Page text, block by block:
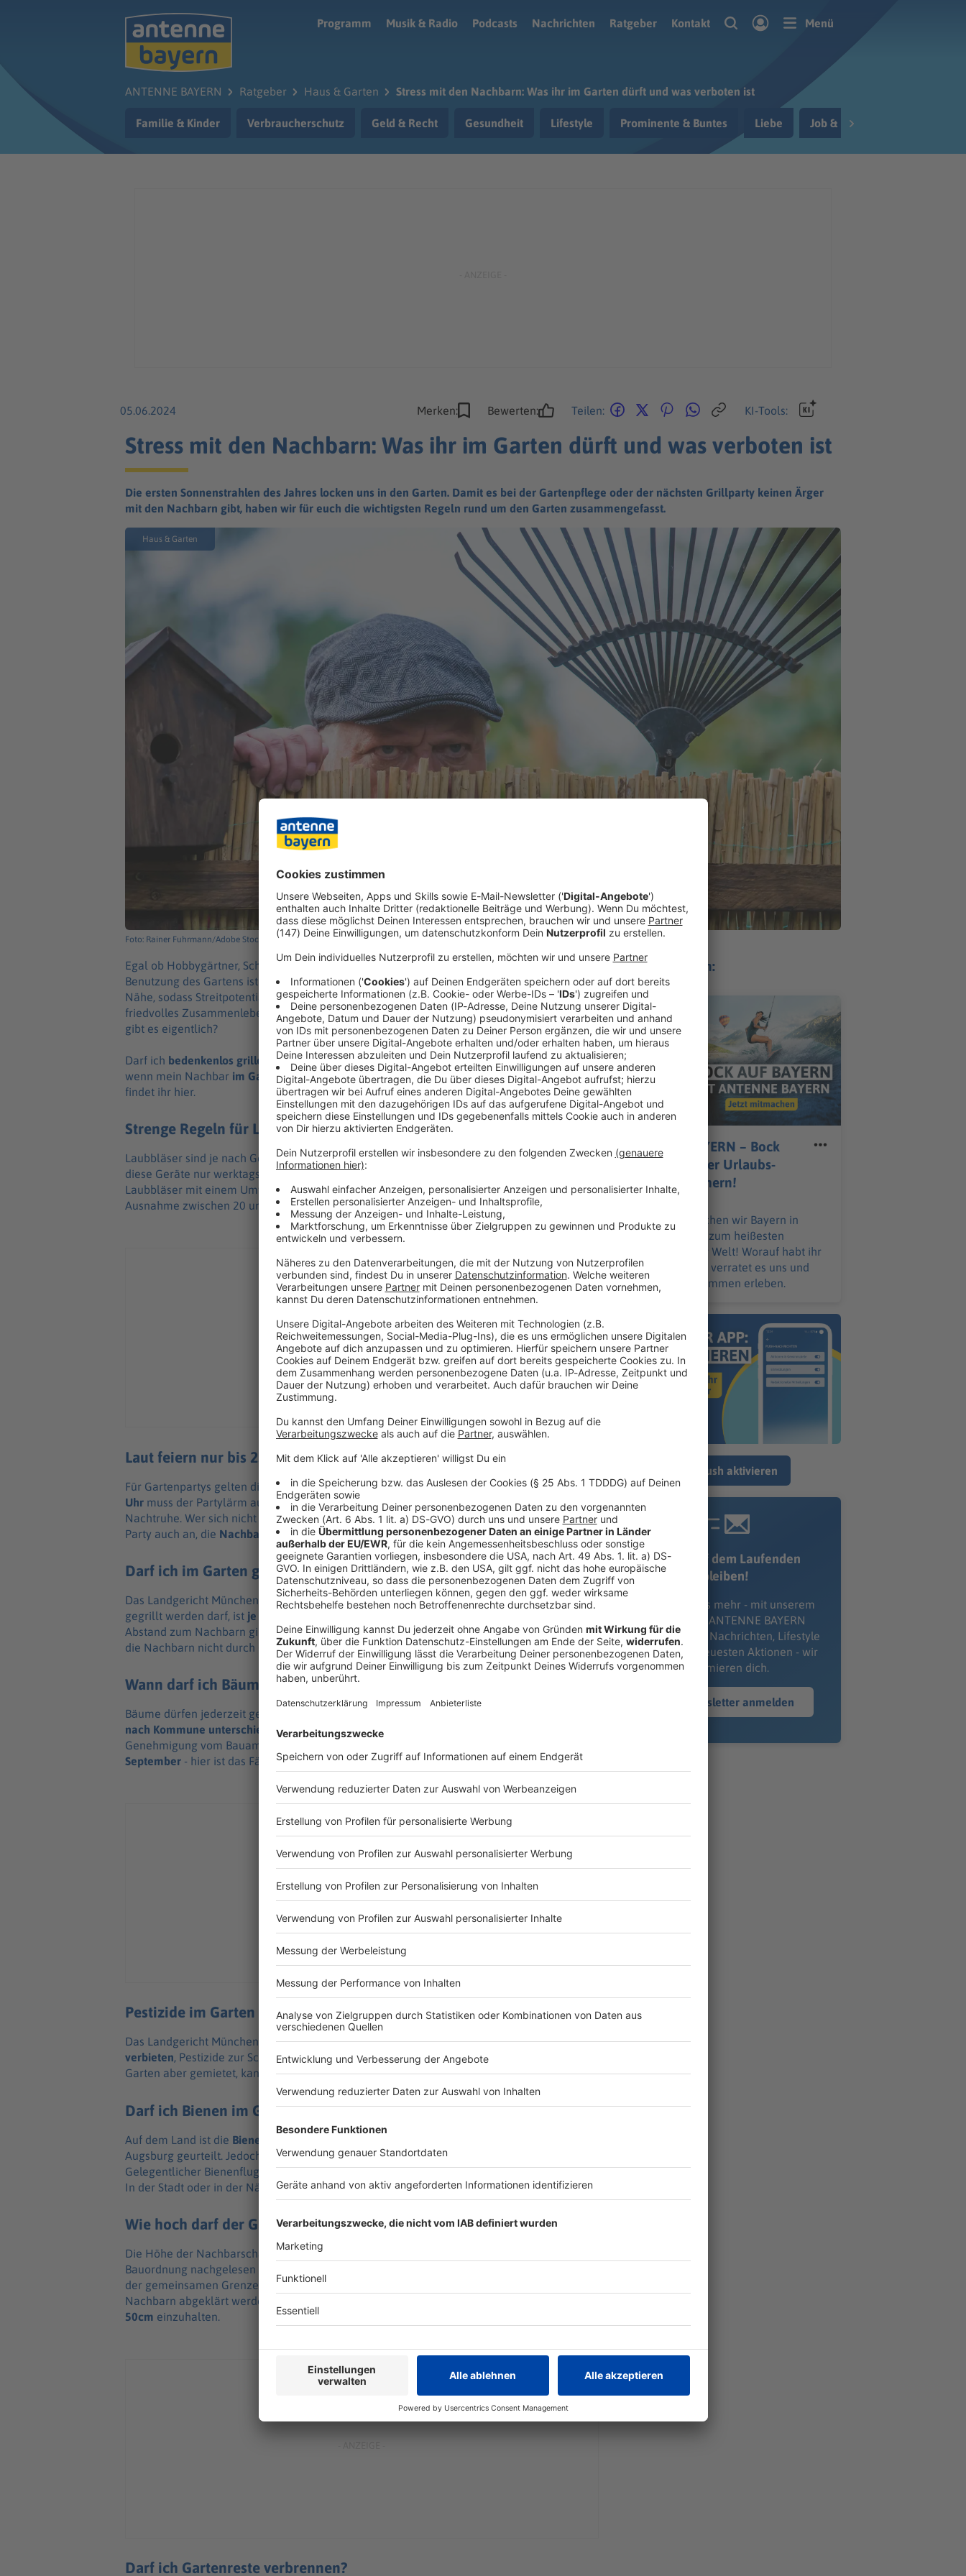
Programm
Musik & Radio Podcasts Nachrichten Ratgeber Kontakt Menü
ANTENNE BAYERN Ratgeber Haus & Garten Stress mit den Nachbarn: Was ihr im Garten dürft und was verboten ist
Familie & Kinder Verbraucherschutz Geld & Recht Gesundheit Lifestyle Prominente & Buntes Liebe Job & Berufsleben
05.06.2024 Merken: Bewerten: Teilen: KI-Tools:
Stress mit den Nachbarn: Was ihr im Garten dürft und was verboten ist
Die ersten Sonnenstrahlen des Jahres locken uns in den Garten. Damit es bei der Gartenpflege oder der nächsten Grillparty keinen Ärger
mit den Nachbarn gibt, haben wir für euch die wichtigsten Regeln rund um den Garten zusammengefasst.
Haus & Garten
Foto: Rainer Fuhrmann/Adobe Stock
Egal ob Hobbygärtner, Schrebergartenliebhaber oder Grundstücksbesitzer - bei der
Benutzung des Gartens ist einiges zu beachten. Oftmals sind die Nachbarn in unmittelbarer
Nähe, sodass Streitpotential vorhanden ist. Regeln und Absprachen sind dabei für ein
friedvolles Zusammenleben mit den Nachbarn immens wichtig. Doch welche Regelungen
gibt es eigentlich?
Darf ich bedenkenlos grillen wie lautdarf ich im eigenen Garten seinund ist es erlaubt,
wenn mein Nachbar im Garten Bienen züchtet? Die Antworten auf die wichtigsten Fragen
findet ihr hier.
Strenge Regeln für Laubbläser
Laubbläser sind je nach Gerät zwischen 65 und 90 db laut. Aus Lärmschutzgründen dürfen
diese Geräte nur werktags
zwischen 9-13 Uhr und 15-17 Uhr benutzt
Laubbläser mit einem Umweltkennzeichen dürfen normal verwendet werden - mit
Ausnahme zwischen 20 und 7 Uhr und an Sonn- und Feiertagen.
Laut feiern nur bis 22 Uhr
Für Gartenpartys gelten die im Ort vorgeschriebenen Ruhezeiten. Grundsätzlich gilt:Ab 22
Uhr muss der Partylärm auf Zimmerlautstärke reduziert werden, denn ab da gilt die
Nachtruhe. Wer sich nicht daran hält, riskiert schnell eine Anzeige. Es bietet sich vor einer
Party auch an, die Nachbarn zu informierenund um Verständnis zu bitten.
Darf ich im Garten grillen?
Das Landgericht München hat geurteilt: Ein generelles Grillverbot ist unzulässig. Wie oft
gegrillt werden darf, ist je nach Landkreis
Abstand zum Nachbarn gibt eskeine Einschränkungen. Generell ist darauf zu achten, dass
die Nachbarn nicht durch Gerüche, die beim Grillen entstehen, belästigt zu werden.
Wann darf ich Bäume pflanzen oder fällen?
Bäume dürfen jederzeit gepflanzt werden. Wann ein Baum gefällt werden darf, ist aber
nach Kommune unterschiedlich. Bei Bäumen über fünf Jahren braucht ihr auf jeden Fall eine
Genehmigung vom Bauamt. Außerdem gilt eine
September - hier ist das Fällen von Bäumen grundsätzlich verboten.
Pestizide im Garten - ja oder nein?
Das Landgericht München hat geurteilt: Nachbarndürfen dem Gartenbesitzer nicht
verbieten, Pestizide zur Schädlingsbekämpfung einzusetzen. Ist das Haus und damit der
Garten aber gemietet, kann der Vermieter einschreiten.
Darf ich Bienen im Garten züchten?
Auf dem Land ist die Bienenhaltung von höchstens 15 Völkern
Augsburg geurteilt. Jedoch dürfen Nachbarn nicht übermäßig gestört werden.
Gelegentlicher Bienenflug oder Bienenkot sind dabei hinzunehmende Beeinträchtigungen.
In der Stadt oder in der Nähe von Kindereinrichtungen ist die Bienenhaltung aber verboten.
Wie hoch darf der Gartenzaun sein?
Die Höhe der Nachbarschaftsgrenze ist je nach Gemeinde unterschiedlich und kann in der
Bauordnung nachgelesen werden. Üblich ist eine
der gemeinsamen Grenze, muss die Errichtung und die Kostenfrage vorher mit den
Nachbarn abgeklärt werden. Steht der Zaun im eigenen Garten ist ein
50cm einzuhalten.
Darf ich Gartenreste verbrennen?
Unsere Aktionen:
Aktionen
ANTENNE BAYERN – Bock
auf Bayern: Hier Urlaubs-
Highlights sichern!
Gemeinsam machen wir Bayern in
diesem Sommer zum heißesten
Urlaubs-Spot der Welt! Worauf habt ihr
Bock? Macht mit, verratet es uns und
lasst es uns zusammen erleben.
Jetzt Push aktivieren
Immer auf dem Laufenden
bleiben!
Verpass' nichts mehr - mit unserem
kostenlosen ANTENNE BAYERN
Newsletter. Ob Nachrichten, Lifestyle
oder unsere neuesten Aktionen - wir
informieren dich.
Zum Newsletter anmelden